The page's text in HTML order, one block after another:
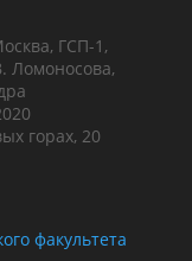
ГСП-1,
Ломоносова,
горах, 20
факультета